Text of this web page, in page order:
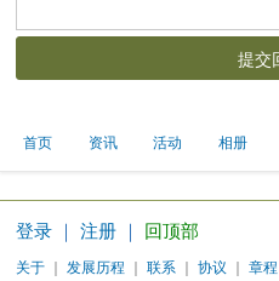
首页 资讯 活动 相册
登录 ｜ 注册 ｜ 回顶部
关于 发展历程 联系 协议 章程